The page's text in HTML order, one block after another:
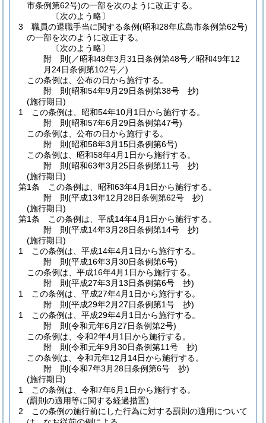
市条例第62号)の一部を次のように改正する。
〔次のよう略〕
3
職員の退職手当に関する条例(昭和28年広島市条例第62号)
の一部を次のように改正する。
〔次のよう略〕
附 則(／昭和48年3月31日条例第48号／昭和49年12
月24日条例第102号／)
この条例は、公布の日から施行する。
附 則(昭和54年9月29日条例第38号 抄)
(施行期日)
1
この条例は、昭和54年10月1日から施行する。
附 則(昭和57年6月29日条例第47号)
この条例は、公布の日から施行する。
附 則(昭和58年3月15日条例第6号)
この条例は、昭和58年4月1日から施行する。
附 則(昭和63年3月25日条例第11号 抄)
(施行期日)
第1条
この条例は、昭和63年4月1日から施行する。
附 則(平成13年12月28日条例第62号 抄)
(施行期日)
第1条
この条例は、平成14年4月1日から施行する。
附 則(平成14年3月28日条例第14号 抄)
(施行期日)
1
この条例は、平成14年4月1日から施行する。
附 則(平成16年3月30日条例第6号)
この条例は、平成16年4月1日から施行する。
附 則(平成27年3月13日条例第6号 抄)
1
この条例は、平成27年4月1日から施行する。
附 則(平成29年2月27日条例第1号 抄)
1
この条例は、平成29年4月1日から施行する。
附 則(令和元年6月27日条例第2号)
この条例は、令和2年4月1日から施行する。
附 則(令和元年9月30日条例第11号 抄)
この条例は、令和元年12月14日から施行する。
附 則(令和7年3月28日条例第6号 抄)
(施行期日)
1
この条例は、令和7年6月1日から施行する。
(罰則の適用等に関する経過措置)
2
この条例の施行前にした行為に対する罰則の適用について